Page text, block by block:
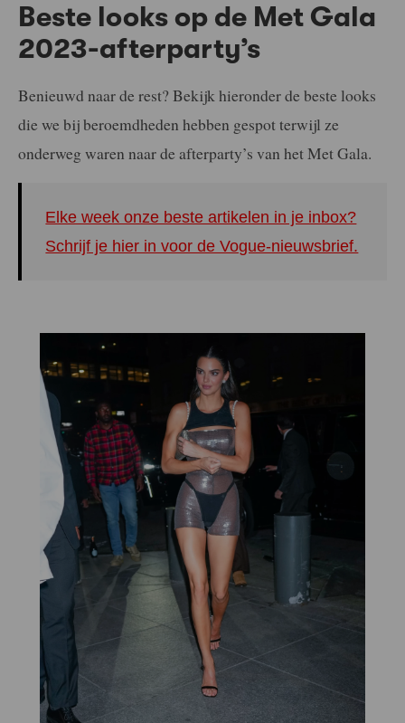
Beste looks op de Met Gala
2023-afterparty’s
Benieuwd naar de rest? Bekijk hieronder de beste looks
die we bij beroemdheden hebben gespot terwijl ze
onderweg waren naar de afterparty’s van het Met Gala.
Elke week onze beste artikelen in je inbox?
Schrijf je hier in voor de Vogue-nieuwsbrief.